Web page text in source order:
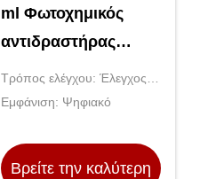
ml Φωτοχημικός
αντιδραστήρας
Γενικό
Εργαστηριακό
Τρόπος ελέγχου: Έλεγχος
μικροεπιλογήτρου
Εμφάνιση: Ψηφιακό
Βρείτε την καλύτερη